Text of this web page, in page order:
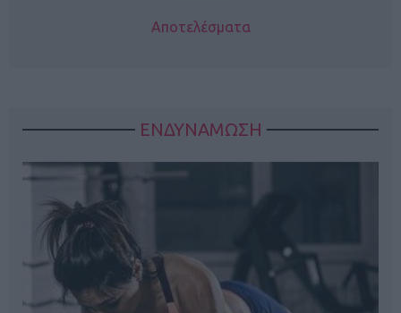
Αποτελέσματα
ΕΝΔΥΝΑΜΩΣΗ